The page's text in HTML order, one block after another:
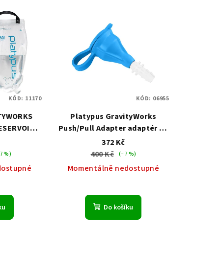
vak
%)
KÓD: 11170
Platypus GravityWorks
Push/Pull Adapter adaptér na
láhve
372 Kč
400 Kč (–7 %)
Momentálně nedostupné
Do košíku
KÓD: 06955